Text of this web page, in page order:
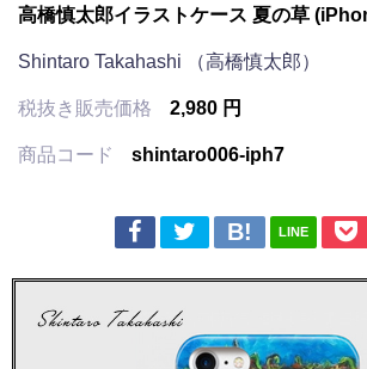
高橋慎太郎イラストケース 夏の草
Shintaro Takahashi （高橋慎太郎）
税抜き販売価格 2,980 円
商品コード shintaro006-iph7
LINE